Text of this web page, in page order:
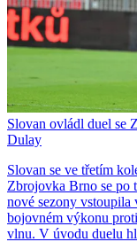
Slovan ovládl duel se
Dulay
Slovan se ve třetím
Zbrojovka Brno se po
nové sezony vstoupila
bojovném výkonu
vlnu. V úvodu duelu